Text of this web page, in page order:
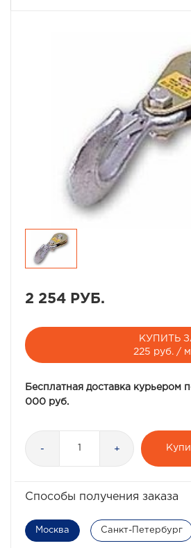
2 254 РУБ.
КУПИТЬ
225 руб. /
Бесплатная доставка курьером
000 руб.
- +
Способы получения заказа
Москва Санкт-Петербург